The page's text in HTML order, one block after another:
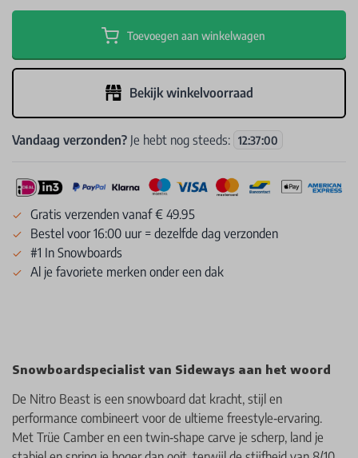
Toevoegen aan winkelwagen
Bekijk winkelvoorraad
Vandaag verzonden? Je hebt nog steeds: 12:36:59
Gratis verzenden vanaf € 49.95
Bestel voor 16:00 uur = dezelfde dag verzonden
#1 In Snowboards
Al je favoriete merken onder een dak
Snowboardspecialist van Sideways aan het woord
De Nitro Beast is een snowboard dat kracht, stijl en
performance combineert voor de ultieme freestyle‑ervaring.
Met Trüe Camber en een twin‑shape carve je scherp, land je